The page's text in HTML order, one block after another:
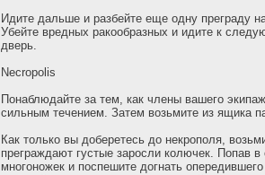
Идите дальше и разбейте еще одну преграду
Убейте вредных ракообразных и идите к
дверь.
Necropolis
Понаблюдайте за тем, как члены вашего
сильным течением. Затем возьмите из ящика
Как только вы доберетесь до некрополя,
преграждают густые заросли колючек. Попав
многоножек и поспешите догнать